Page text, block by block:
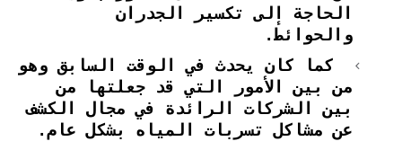
الحاجة إلى تكسير الجدران
والحوائط.
كما كان يحدث في الوقت السابق وهو
من بين الأمور التي قد جعلتها من
بين الشركات الرائدة في مجال الكشف
عن مشاكل تسربات المياه بشكل عام.